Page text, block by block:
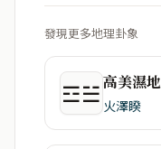
發現更多地理卦象
☲☱高美濕地
火澤睽